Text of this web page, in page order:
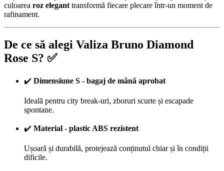
culoarea roz elegant transformă fiecare plecare într-un moment de
rafinament.
De ce să alegi Valiza Bruno Diamond
Rose S? ✅
✔️ Dimensiune S - bagaj de mână aprobat
Ideală pentru city break-uri, zboruri scurte și escapade
spontane.
✔️ Material - plastic ABS rezistent
Ușoară și durabilă, protejează conținutul chiar și în condiții
dificile.